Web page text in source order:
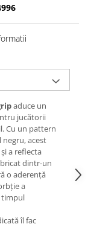
aduce un
jucătorii
Cu un pattern
acest
a reflecta
dintr-un
o aderență
a
timpul
îl fac